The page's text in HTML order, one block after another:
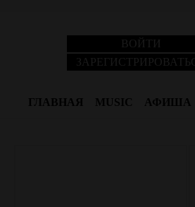
ВОЙТИ
ГЛАВНАЯ MUSIC АФИША